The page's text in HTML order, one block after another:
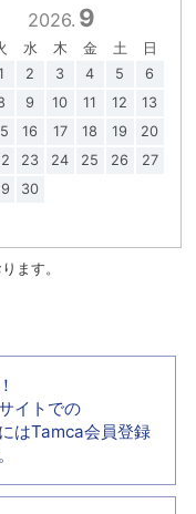
2026. 9
水 木 金 土
日
2 3 4 5
6
9 10 11 12
13
16 17 18 19
20
23 24 25 26
27
30
ます。
イトでの
はTamca会員登録